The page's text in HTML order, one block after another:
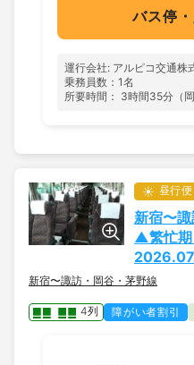
バス停
運行会社: アルピコ交通株
乗務員数：1名
所要時間： 3時間35分（
昼行便
新宿〜
▲繁忙期
新宿〜諏訪・岡谷・茅野線
4列 障がい者割引